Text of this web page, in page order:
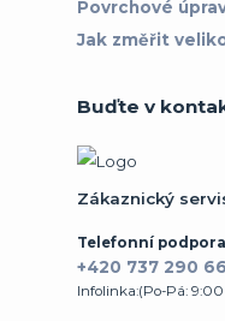
Povrchové
Jak změřit
Buďte v
Zákaznický
Telefonní podpora
+420 737 290
Infolinka:(Po-Pá: 9:00